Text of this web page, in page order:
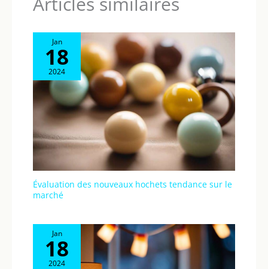
Jan
18
2024
Évaluation des nouveaux hochets tendance sur le
marché
Jan
18
2024